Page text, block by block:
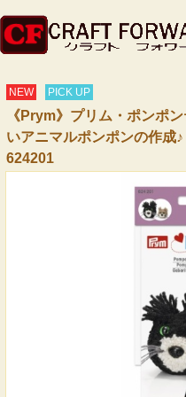
NEW PICK UP
《Prym》プリム・ポン
いアニマルポンポンの作
624201